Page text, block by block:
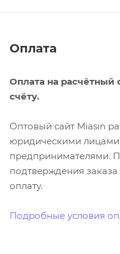
Оплата
Оплата на расчётный
счёту.
Оптовый сайт Miasin
юридическими
предпринимателями.
подтверждения
оплату.
Подробные условия